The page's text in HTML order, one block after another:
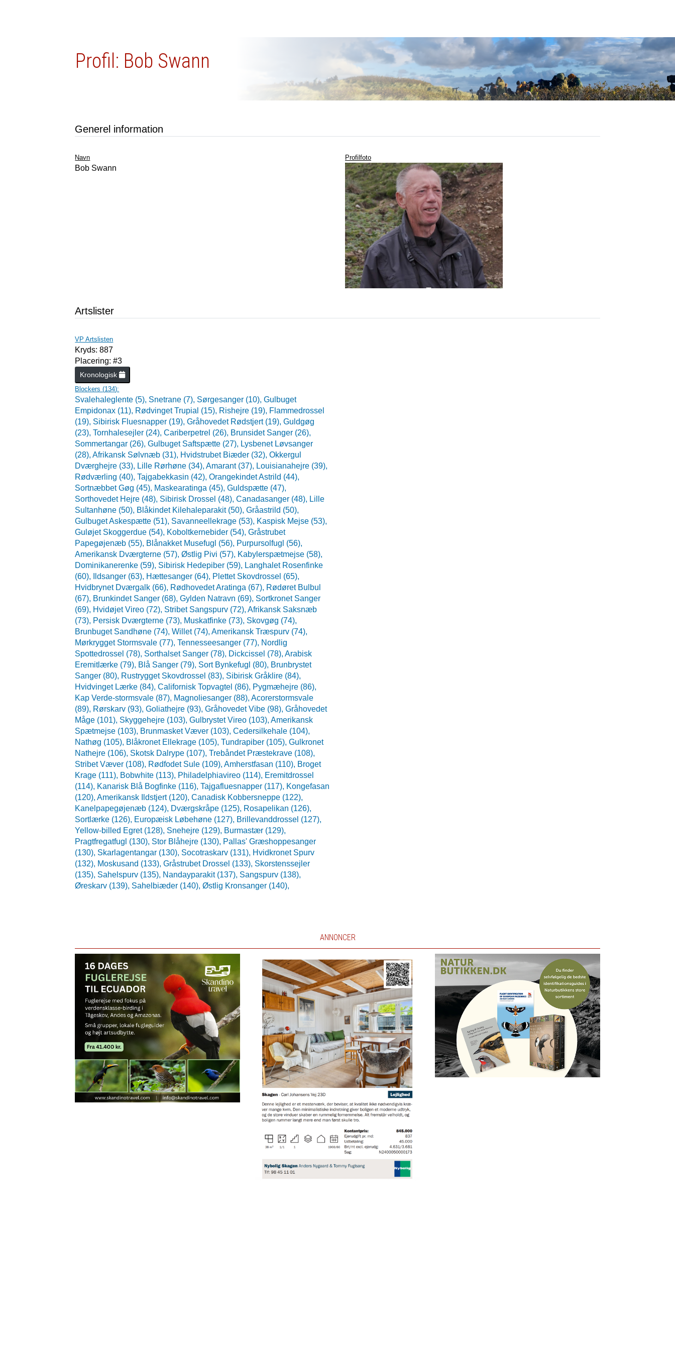
Profil: Bob Swann
Generel information
Navn
Bob Swann
Profilfoto
Artslister
VP Artslisten
Kryds: 887
Placering: #3
Kronologisk
Blockers (134):
Svalehaleglente (5), Snetrane (7), Sørgesanger (10),Gulbuget
Empidonax (11), Rødvinget Trupial (15), Rishejre (19), Flammedrossel
(19), Sibirisk Fluesnapper (19),Gråhovedet Rødstjert (19),Guldgøg
(23),Tornhalesejler (24),Cariberpetrel (26), Brunsidet Sanger (26),
Sommertangar (26),Gulbuget Saftspætte (27), Lysbenet Løvsanger
(28),Afrikansk Sølvnæb (31), Hvidstrubet Biæder (32),Okkergul
Dværghejre (33), Lille Rørhøne (34),Amarant (37), Louisianahejre (39),
Rødværling (40),Tajgabekkasin (42),Orangekindet Astrild (44),
Sortnæbbet Gøg (45), Maskearatinga (45),Guldspætte (47),
Sorthovedet Hejre (48), Sibirisk Drossel (48),Canadasanger (48), Lille
Sultanhøne (50), Blåkindet Kilehaleparakit (50),Gråastrild (50),
Gulbuget Askespætte (51), Savanneellekrage (53), Kaspisk Mejse (53),
Guløjet Skoggerdue (54), Koboltkernebider (54),Gråstrubet
Papegøjenæb (55), Blånakket Musefugl (56), Purpursolfugl (56),
Amerikansk Dværgterne (57),Østlig Pivi (57), Kabylerspætmejse (58),
Dominikanerenke (59), Sibirisk Hedepiber (59), Langhalet Rosenfinke
(60),
Ildsanger (63), Hættesanger (64), Plettet Skovdrossel (65),
Hvidbrynet Dværgalk (66), Rødhovedet Aratinga (67), Rødøret Bulbul
(67), Brunkindet Sanger (68),Gylden Natravn (69), Sortkronet Sanger
(69), Hvidøjet Vireo (72), Stribet Sangspurv (72),Afrikansk Saksnæb
(73), Persisk Dværgterne (73), Muskatfinke (73), Skovgøg (74),
Brunbuget Sandhøne (74),Willet (74),Amerikansk Træspurv (74),
Mørkrygget Stormsvale (77),Tennesseesanger (77), Nordlig
Spottedrossel (78), Sorthalset Sanger (78), Dickcissel (78),Arabisk
Eremitlærke (79), Blå Sanger (79), Sort Bynkefugl (80), Brunbrystet
Sanger (80), Rustrygget Skovdrossel (83), Sibirisk Gråklire (84),
Hvidvinget Lærke (84),Californisk Topvagtel (86), Pygmæhejre (86),
Kap Verde-stormsvale (87), Magnoliesanger (88),Acorerstormsvale
(89), Rørskarv (93),Goliathejre (93),Gråhovedet Vibe (98),Gråhovedet
Måge (101), Skyggehejre (103),Gulbrystet Vireo (103),Amerikansk
Spætmejse (103), Brunmasket Væver (103),Cedersilkehale (104),
Nathøg (105), Blåkronet Ellekrage (105),Tundrapiber (105),Gulkronet
Nathejre (106), Skotsk Dalrype (107),Trebåndet Præstekrave (108),
Stribet Væver (108), Rødfodet Sule (109),Amherstfasan (110), Broget
Krage (111), Bobwhite (113), Philadelphiavireo (114), Eremitdrossel
(114), Kanarisk Blå Bogfinke (116),Tajgafluesnapper (117), Kongefasan
(120),Amerikansk Ildstjert (120),Canadisk Kobbersneppe (122),
Kanelpapegøjenæb (124), Dværgskråpe (125), Rosapelikan (126),
Sortlærke (126), Europæisk Løbehøne (127), Brillevanddrossel (127),
Yellow-billed Egret (128), Snehejre (129), Burmastær (129),
Pragtfregatfugl (130), Stor Blåhejre (130), Pallas' Græshoppesanger
(130), Skarlagentangar (130), Socotraskarv (131), Hvidkronet Spurv
(132), Moskusand (133),Gråstrubet Drossel (133), Skorstenssejler
(135), Sahelspurv (135), Nandayparakit (137), Sangspurv (138),
Øreskarv (139), Sahelbiæder (140),Østlig Kronsanger (140),
ANNONCER